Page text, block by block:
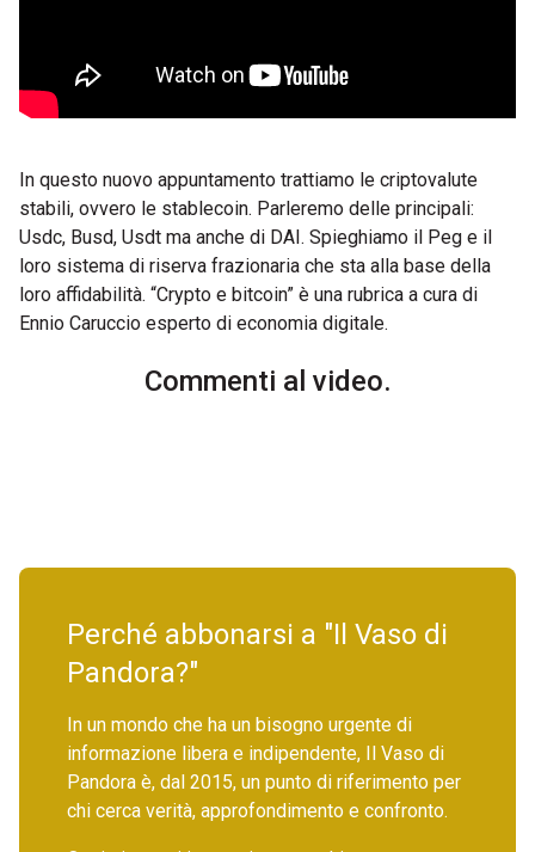
In questo nuovo appuntamento trattiamo le criptovalute
stabili, ovvero le stablecoin. Parleremo delle principali:
Usdc, Busd, Usdt ma anche di DAI. Spieghiamo il Peg e il
loro sistema di riserva frazionaria che sta alla base della
loro affidabilità. “Crypto e bitcoin” è una rubrica a cura di
Ennio Caruccio esperto di economia digitale.
Commenti al video.
Perché abbonarsi a "Il Vaso di
Pandora?"
In un mondo che ha un bisogno urgente di
informazione libera e indipendente, Il Vaso di
Pandora è, dal 2015, un punto di riferimento per
chi cerca verità, approfondimento e confronto.